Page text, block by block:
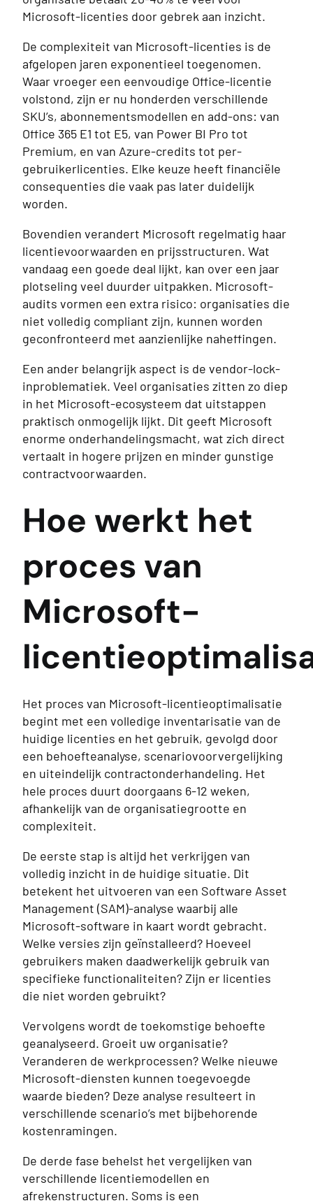
Microsoft-licenties door gebrek aan inzicht.
De complexiteit van Microsoft-licenties is de
afgelopen jaren exponentieel toegenomen.
Waar vroeger een eenvoudige Office-licentie
volstond, zijn er nu honderden verschillende
SKU’s, abonnementsmodellen en add-ons: van
Office 365 E1 tot E5, van Power BI Pro tot
Premium, en van Azure-credits tot per-
gebruikerlicenties. Elke keuze heeft financiële
consequenties die vaak pas later duidelijk
worden.
Bovendien verandert Microsoft regelmatig haar
licentievoorwaarden en prijsstructuren. Wat
vandaag een goede deal lijkt, kan over een jaar
plotseling veel duurder uitpakken. Microsoft-
audits vormen een extra risico: organisaties die
niet volledig compliant zijn, kunnen worden
geconfronteerd met aanzienlijke naheffingen.
Een ander belangrijk aspect is de vendor-lock-
inproblematiek. Veel organisaties zitten zo diep
in het Microsoft-ecosysteem dat uitstappen
praktisch onmogelijk lijkt. Dit geeft Microsoft
enorme onderhandelingsmacht, wat zich direct
vertaalt in hogere prijzen en minder gunstige
contractvoorwaarden.
Hoe werkt het
proces van
Microsoft-
Het proces van Microsoft-licentieoptimalisatie
begint met een volledige inventarisatie van de
huidige licenties en het gebruik, gevolgd door
een behoefteanalyse, scenariovoorvergelijking
en uiteindelijk contractonderhandeling. Het
hele proces duurt doorgaans 6-12 weken,
afhankelijk van de organisatiegrootte en
complexiteit.
De eerste stap is altijd het verkrijgen van
volledig inzicht in de huidige situatie. Dit
betekent het uitvoeren van een Software Asset
Management (SAM)-analyse waarbij alle
Microsoft-software in kaart wordt gebracht.
Welke versies zijn geïnstalleerd? Hoeveel
gebruikers maken daadwerkelijk gebruik van
specifieke functionaliteiten? Zijn er licenties
die niet worden gebruikt?
Vervolgens wordt de toekomstige behoefte
geanalyseerd. Groeit uw organisatie?
Veranderen de werkprocessen? Welke nieuwe
Microsoft-diensten kunnen toegevoegde
waarde bieden? Deze analyse resulteert in
verschillende scenario’s met bijbehorende
kostenramingen.
De derde fase behelst het vergelijken van
verschillende licentiemodellen en
afrekenstructuren. Soms is een